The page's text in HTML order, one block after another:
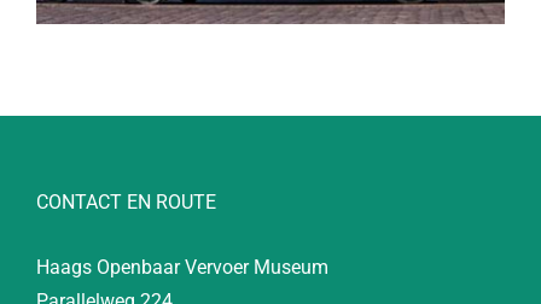
CONTACT EN ROUTE
Haags Openbaar Vervoer Museum